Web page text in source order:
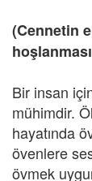
(Cennetin
Bir insan
mühimdir.
hayatında
övenlere
övmek